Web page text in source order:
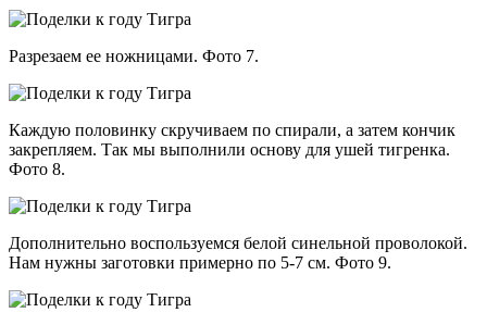
Разрезаем ее ножницами. Фото 7.
Каждую половинку скручиваем по спирали, а затем кончик
закрепляем. Так мы выполнили основу для ушей тигренка.
Фото 8.
Дополнительно воспользуемся белой синельной проволокой.
Нам нужны заготовки примерно по 5-7 см. Фото 9.